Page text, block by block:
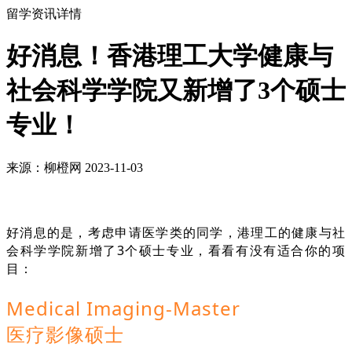
留学资讯详情
好消息！香港理工大学健康与
社会科学学院又新增了3个硕士
专业！
来源：柳橙网 2023-11-03
好消息的是，考虑申请医学类的同学，港理工的健康与社
会科学学院新增了3个硕士专业，看看有没有适合你的项
目：
Medical Imaging-Master
医疗影像硕士